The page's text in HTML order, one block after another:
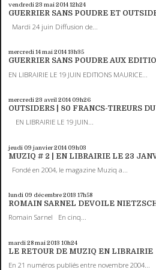
vendredi 23 mai 201412h24
GUERRIER SANS POUDRE ET
Mardi 24 juin Diffusion de...
mercredi 14mai 201413h35
GUERRIER SANS POUDRE AUX
EN LIBRAIRIE LE 19 JUIN EDITIONS MAURICE...
mercredi 23 avril 2014 09h26
OUTSIDERS | 80 FRANCS-TIREURS
EN LIBRAIRIE LE 19 JUIN...
jeudi 09 janvier 2014 09h03
MUZIQ # 2 | EN LIBRAIRIE LE 23
Fondé en 2004, le magazine Muziq a...
lundi 09 décembre 2013 17h58
ROMAIN SARNEL DEVOILE
Romain Sarnel En cinq...
mardi 28mai 2013 10h24
LE RETOUR DE MUZIQ EN LIBRAIRIE
En 21 numéros publiés entre novembre 2004...